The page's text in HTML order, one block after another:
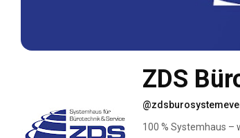
ZDS
100 % Systemhaus –